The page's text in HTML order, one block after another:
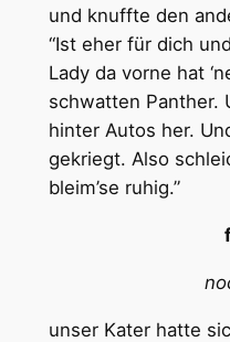
und knuffte den
“Ist eher für dich
Lady da vorne hat
schwatten Panther.
hinter Autos her.
gekriegt. Also
bleim’se ruhig.”
unser Kater hatte